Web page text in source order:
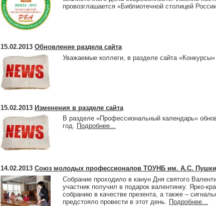
провозглашается «Библиотечной столицей
15.02.2013 Обновление раздела сайта
Уважаемые коллеги, в разделе сайта
15.02.2013 Изменения в разделе сайта
В разделе «Профессиональный календарь»
год. Подробнее...
14.02.2013 Союз молодых профессионалов ТОУНБ им. А.С.
Собрание проходило в канун Дня святого
участник получил в подарок валентинку. Ярко-
собранию в качестве презента, а также –
предстояло провести в этот день. Подробнее...